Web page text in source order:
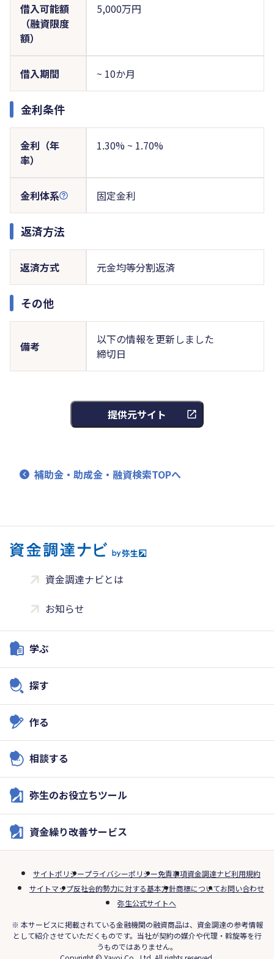
借入可能額
（融資限度
額）
5,000万円
借入期間 ~ 10か月
金利条件
金利（年
率）
1.30% ~ 1.70%
金利体系 固定金利
返済方法
返済方式 元金均等分割返済
その他
備考
以下の情報を更新しました
締切日
提供元サイト
補助金・助成金・融資検索TOPへ
資金調達ナビとは
お知らせ
学ぶ
探す
作る
相談する
弥生のお役立ちツール
資金繰り改善サービス
サイトポリシープライバシーポリシー免責事項資金調達ナビ利用規約
サイトマップ反社会的勢力に対する基本方針商標についてお問い合わせ
弥生公式サイトへ
※ 本サービスに掲載されている金融機関の融資商品は、資金調達の参考情報
として紹介させていただくものです。当社が契約の媒介や代理・斡旋等を行
うものではありません。